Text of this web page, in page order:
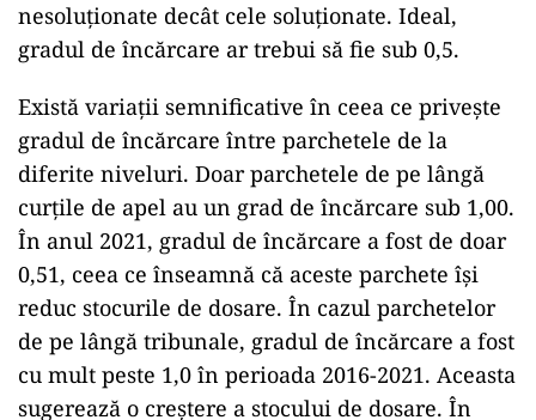
nesoluționate decât cele soluționate. Ideal,
gradul de încărcare ar trebui să fie sub 0,5.
Există variații semnificative în ceea ce privește
gradul de încărcare între parchetele de la
diferite niveluri. Doar parchetele de pe lângă
curțile de apel au un grad de încărcare sub 1,00.
În anul 2021, gradul de încărcare a fost de doar
0,51, ceea ce înseamnă că aceste parchete își
reduc stocurile de dosare. În cazul parchetelor
de pe lângă tribunale, gradul de încărcare a fost
cu mult peste 1,0 în perioada 2016-2021. Aceasta
sugerează o creștere a stocului de dosare. În